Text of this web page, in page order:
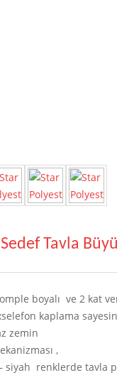
Tavla
boyalı ve 2 kat
kaplama
zemin
,
siyah renklerde tavla